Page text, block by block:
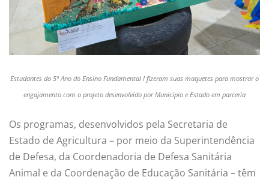
Estudantes do 5º Ano do Ensino Fundamental I fizeram suas maquetes para mostrar o
engajamento com o projeto desenvolvido por Município e Estado em parceria
Os programas, desenvolvidos pela Secretaria de
Estado de Agricultura – por meio da Superintendência
de Defesa, da Coordenadoria de Defesa Sanitária
Animal e da Coordenação de Educação Sanitária – têm